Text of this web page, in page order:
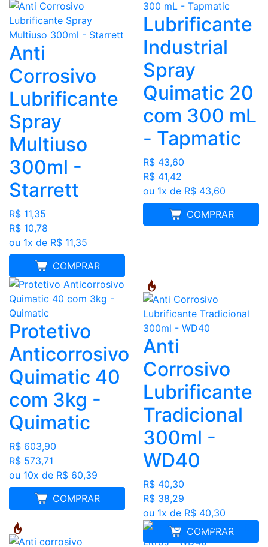
Anti
Corrosivo
Lubrificante
Spray
Multiuso
300ml -
Starrett
R$ 11,35
R$ 10,78
ou 1x de R$ 11,35
COMPRAR
MELHOR PREÇO
Lubrificante
Industrial
Spray
Quimatic 20
com 300 mL
- Tapmatic
R$ 43,60
R$ 41,42
ou 1x de R$ 43,60
COMPRAR
MELHOR PREÇO
Protetivo
Anticorrosivo
Quimatic 40
com 3kg -
Quimatic
R$ 603,90
R$ 573,71
ou 10x de R$ 60,39
COMPRAR
MELHOR PREÇO
Anti
Corrosivo
Lubrificante
Tradicional
300ml -
WD40
R$ 40,30
R$ 38,29
ou 1x de R$ 40,30
COMPRAR